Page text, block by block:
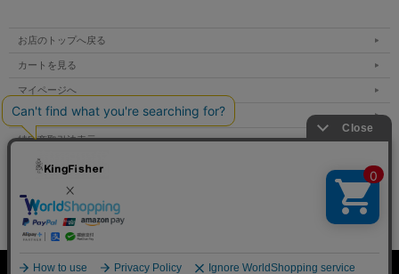
お店のトップへ戻る
カートを見る
マイページへ
ご利用案内
特定商取引法表示
個人情報の取扱い
サイトマップ
お問い合わせ
Copyright (C) All Rights Reserved.